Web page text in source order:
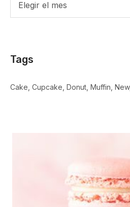
Tags
Cake Cupcake Donut Muffin New